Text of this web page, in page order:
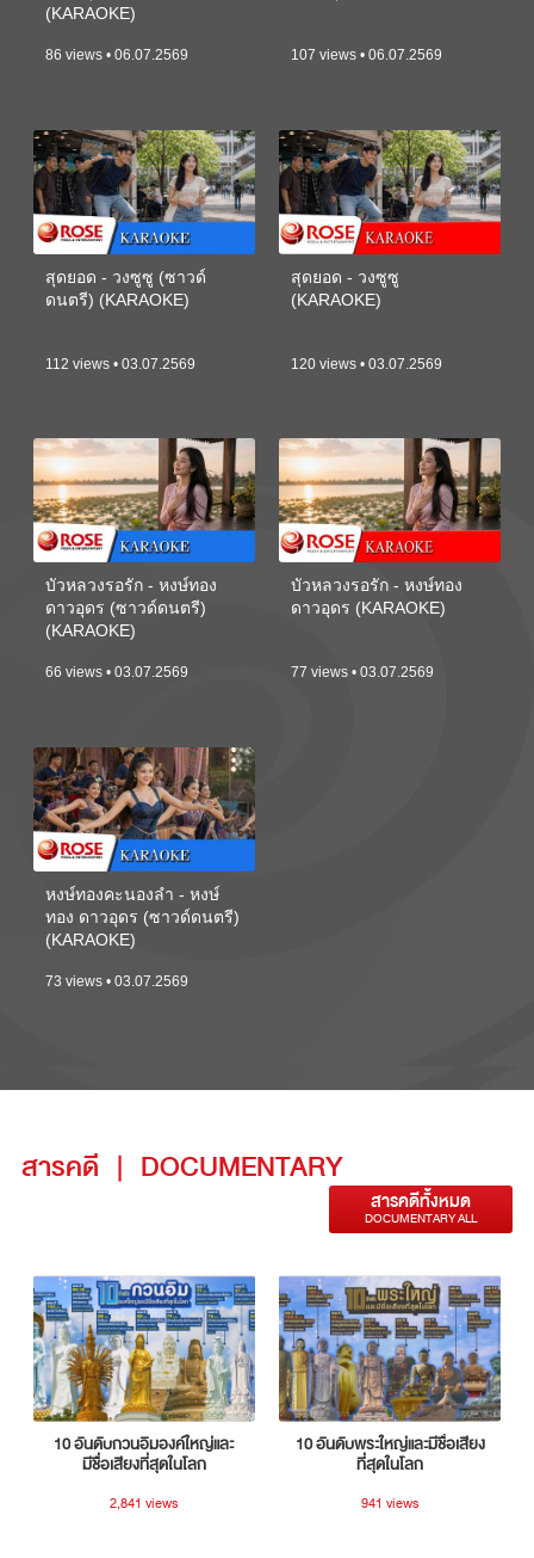
(KARAOKE)
86 views • 06.07.2569 107 views • 06.07.2569
สุดยอด - วงซูซู (ซาวด์
ดนตรี) (KARAOKE)
112 views • 03.07.2569
สุดยอด - วงซูซู
(KARAOKE)
120 views • 03.07.2569
บัวหลวงรอรัก - หงษ์ทอง
ดาวอุดร (ซาวด์ดนตรี)
(KARAOKE)
66 views • 03.07.2569
บัวหลวงรอรัก - หงษ์ทอง
ดาวอุดร (KARAOKE)
77 views • 03.07.2569
หงษ์ทองคะนองลำ - หงษ์
ทอง ดาวอุดร (ซาวด์ดนตรี)
(KARAOKE)
73 views • 03.07.2569
สารคดี | DOCUMENTARY
สารคดีทั้งหมด
DOCUMENTARY ALL
10 อันดับกวนอิมองค์ใหญ่และ
มีชื่อเสียงที่สุดในโลก
2,841 views
10 อันดับพระใหญ่และมีชื่อเสียง
ที่สุดในโลก
941 views